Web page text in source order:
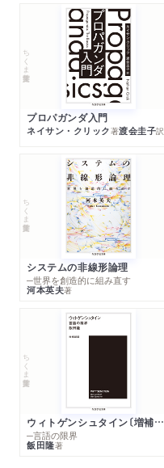
ちくま学芸文庫
プロパガンダ入門
ネイサン・クリック著渡会圭子訳
ちくま学芸文庫
システムの非線形論理
─世界を創造的に組み直す
河本英夫著
ちくま学芸文庫
ウィトゲンシュタイン〔増補新版〕
─言語の限界
飯田隆著